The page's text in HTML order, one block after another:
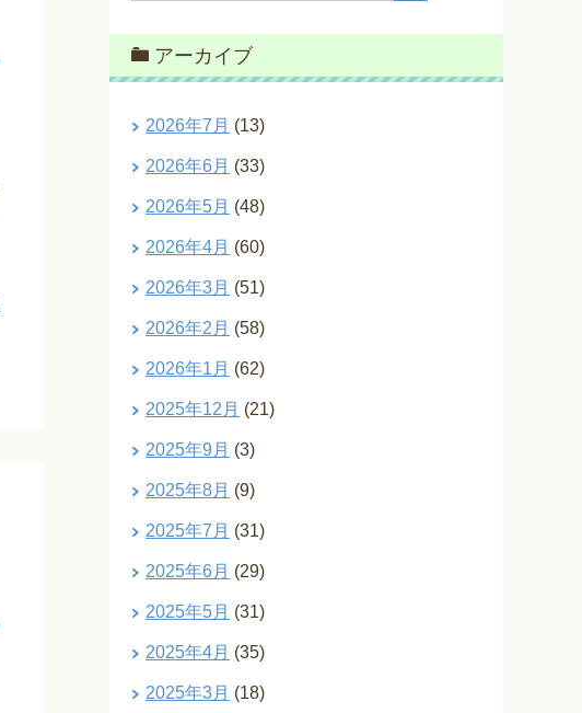
アーカイブ
2026年7月 (13)
2026年6月 (33)
2026年5月 (48)
2026年4月 (60)
2026年3月 (51)
2026年2月 (58)
2026年1月 (62)
2025年12月 (21)
2025年9月 (3)
2025年8月 (9)
2025年7月 (31)
2025年6月 (29)
2025年5月 (31)
2025年4月 (35)
2025年3月 (18)